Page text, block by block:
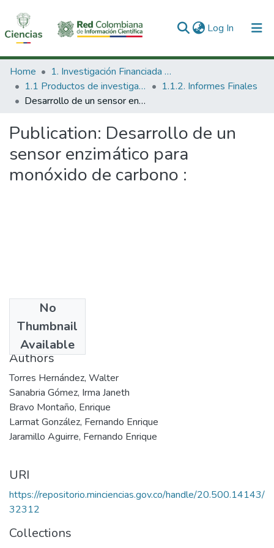
Log In (current)
Communities & Collections
All of DSpace
Home
1. Investigación Financiada con Recursos Públicos
1.1 Productos de investigación
1.1.2. Informes Finales
Desarrollo de un sensor enzimático para monóxido de carbono :
Publication: Desarrollo de un
sensor enzimático para
monóxido de carbono :
No
Thumbnail
Available
2003
Authors
Torres Hernández, Walter
Sanabria Gómez, Irma Janeth
Bravo Montaño, Enrique
Larmat González, Fernando Enrique
Jaramillo Aguirre, Fernando Enrique
URI
https://repositorio.minciencias.gov.co/handle/20.500.14143/
32312
Collections